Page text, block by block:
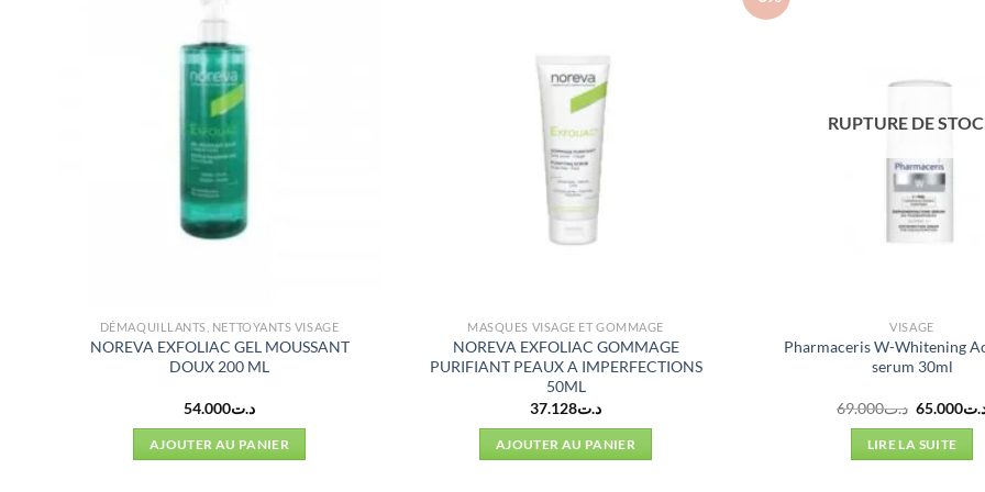
DÉMAQUILLANTS, NETTOYANTS VISAGE
NOREVA EXFOLIAC GEL MOUSSANT
DOUX 200 ML
د.ت54.000
AJOUTER AU PANIER
MASQUES VISAGE ET GOMMAGE
NOREVA EXFOLIAC GOMMAGE
PURIFIANT PEAUX A IMPERFECTIONS
50ML
د.ت37.128
AJOUTER AU PANIER
RUPTURE DE
VISAGE
Pharmaceris W-Whitening
serum 30ml
د.ت69.000
Le
initial
était :
65.000
LIRE LA SUITE